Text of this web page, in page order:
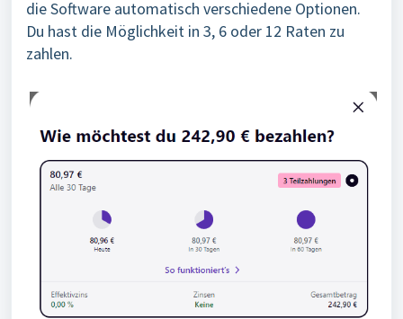
die Software automatisch verschiedene Optionen.
Du hast die Möglichkeit in 3, 6 oder 12 Raten zu
zahlen.